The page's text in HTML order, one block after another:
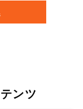
ンツ